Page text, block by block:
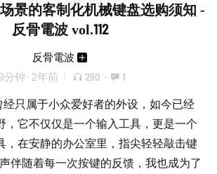
景的客制化机械键盘选购须知 -
反骨電波 vol.112
反骨電波
分钟 · 2年前 290 · 1
经只属于小众爱好者的外设，如今已经
，它不仅仅是一个输入工具，更是一个
，在安静的办公室里，指尖轻轻敲击键
声伴随着每一次按键的反馈，我也成为了